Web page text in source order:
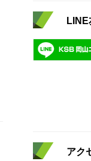
アク